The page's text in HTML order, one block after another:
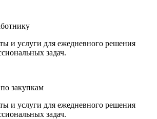
и услуги для ежедневного решения
задач.
закупкам
и услуги для ежедневного решения
задач.